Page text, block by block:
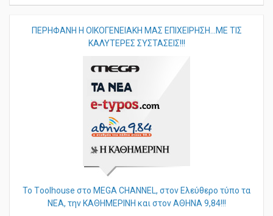
ΠΕΡHΦΑΝΗ Η ΟΙΚΟΓΕΝΕΙΑΚΗ ΜΑΣ ΕΠΙΧΕΙΡΗΣΗ...ΜΕ ΤΙΣ
Το Τoolhouse στο MEGA CHANNEL, στον Ελεύθερο τύπο τα
ΝΕΑ, την ΚΑΘΗΜΕΡΙΝΗ και στον ΑΘΗΝΑ 9,84!!!